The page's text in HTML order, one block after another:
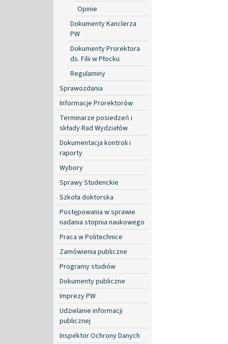
Opinie
Dokumenty Kanclerza
PW
Dokumenty Prorektora
ds. Filii w Płocku
Regulaminy
Sprawozdania
Informacje Prorektorów
Terminarze posiedzeń i
składy Rad Wydziałów
Dokumentacja kontroli i
raporty
Wybory
Sprawy Studenckie
Szkoła doktorska
Postępowania w sprawie
nadania stopnia naukowego
Praca w Politechnice
Zamówienia publiczne
Programy studiów
Dokumenty publiczne
Imprezy PW
Udzielanie informacji
publicznej
Inspektor Ochrony Danych